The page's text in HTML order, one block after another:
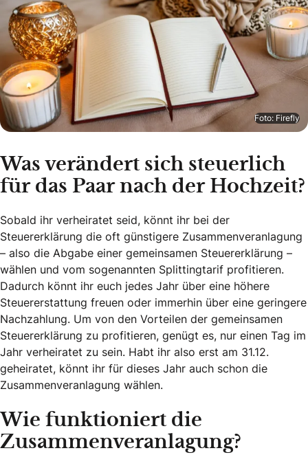
Foto: Firefly
Was verändert sich steuerlich
für das Paar nach der Hochzeit?
Sobald ihr verheiratet seid, könnt ihr bei der
Steuererklärung die oft günstigere Zusammenveranlagung
– also die Abgabe einer gemeinsamen Steuererklärung –
wählen und vom sogenannten Splittingtarif profitieren.
Dadurch könnt ihr euch jedes Jahr über eine höhere
Steuererstattung freuen oder immerhin über eine geringere
Nachzahlung. Um von den Vorteilen der gemeinsamen
Steuererklärung zu profitieren, genügt es, nur einen Tag im
Jahr verheiratet zu sein. Habt ihr also erst am 31.12.
geheiratet, könnt ihr für dieses Jahr auch schon die
Zusammenveranlagung wählen.
Wie funktioniert die
Zusammenveranlagung?